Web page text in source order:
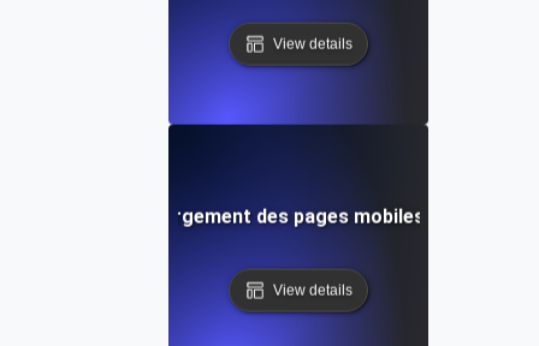
View details
liés au chargement des pages mobiles et
View details